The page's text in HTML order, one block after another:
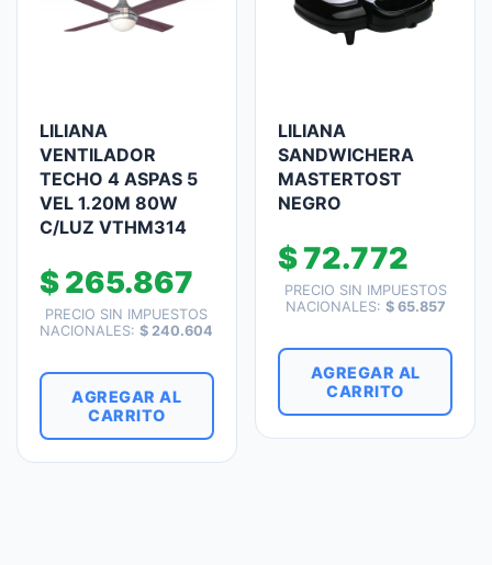
LILIANA
VENTILADOR
TECHO 4 ASPAS 5
VEL 1.20M 80W
C/LUZ VTHM314
$265.867
PRECIO SIN IMPUESTOS
NACIONALES:$ 240.604
AGREGAR AL
CARRITO
LILIANA
SANDWICHERA
MASTERTOST
NEGRO
$72.772
PRECIO SIN IMPUESTOS
NACIONALES: $65.857
AGREGAR AL
CARRITO